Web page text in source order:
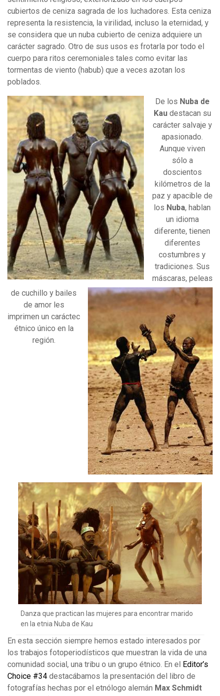
cubiertos de ceniza sagrada de los luchadores. Esta ceniza
representa la resistencia, la virilidad, incluso la eternidad, y
se considera que un nuba cubierto de ceniza adquiere un
carácter sagrado. Otro de sus usos es frotarla por todo el
cuerpo para ritos ceremoniales tales como evitar las
tormentas de viento (habub) que a veces azotan los
poblados.
De los Nuba de
Kaudestacan su
carácter salvaje y
apasionado.
Aunque viven
sólo a
doscientos
kilómetros de la
paz y apacible de
los Nuba, hablan
un idioma
diferente, tienen
diferentes
costumbres y
tradiciones. Sus
máscaras, peleas
de cuchillo y bailes
de amor les
imprimen un caráctec
étnico único en la
región.
Danza que practican las mujeres para encontrar marido
en la etnia Nuba de Kau
En esta sección siempre hemos estado interesados por
los trabajos fotoperiodísticos que muestran la vida de una
comunidad social, una tribu o un grupo étnico. En el Editor’s
Choice #34 destacábamos la presentación del libro de
fotografías hechas por el etnólogo alemán Max Schmidt